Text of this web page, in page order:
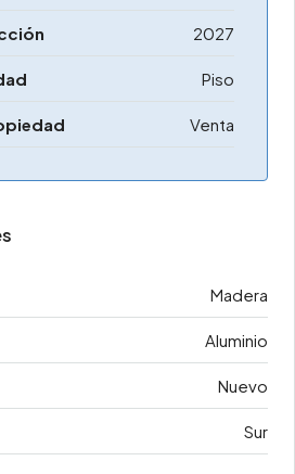
2027
Piso
Venta
Madera
Aluminio
Nuevo
Sur